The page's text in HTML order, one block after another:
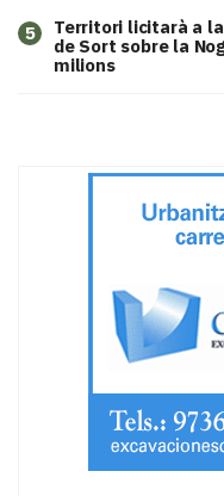
5
Territori licitarà a
de Sort sobre la
milions